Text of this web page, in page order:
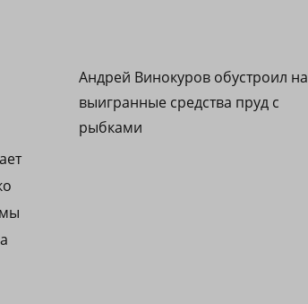
Андрей Винокуров обустроил на
выигранные средства пруд с
рыбками